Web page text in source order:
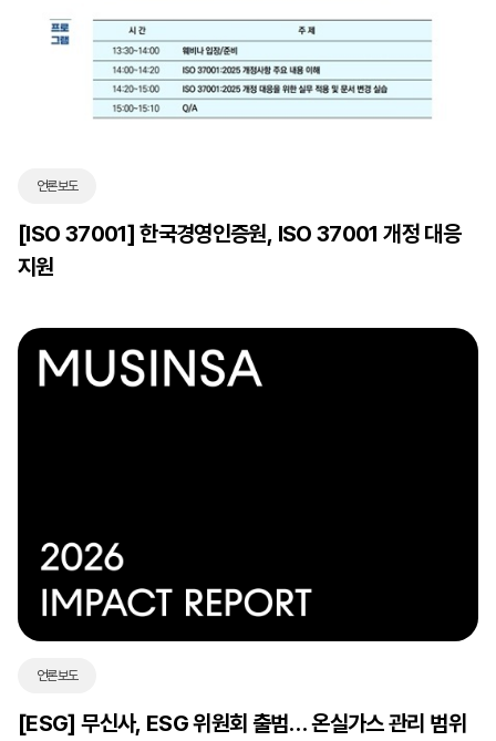
언론보도
[ISO 37001] 한국경영인증원, ISO 37001 개정 대응
지원
언론보도
[ESG] 무신사, ESG 위원회 출범… 온실가스 관리 범위